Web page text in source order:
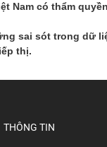
Nam có thẩm
sai sót trong dữ
thị.
THÔNG TIN